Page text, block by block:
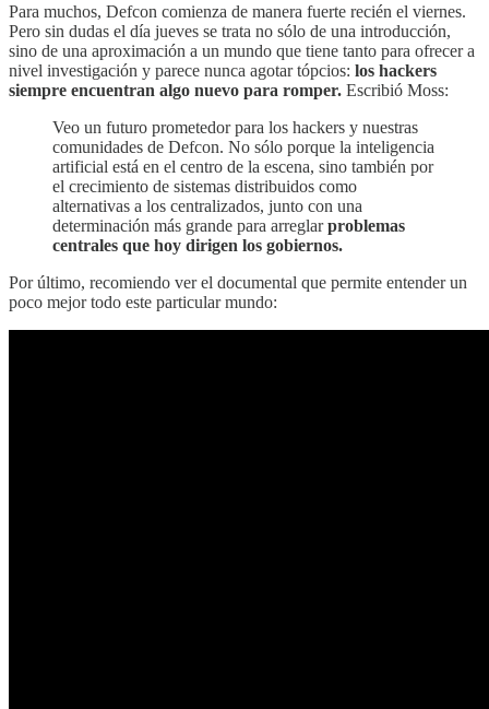
Para muchos, Defcon comienza de manera fuerte recién el viernes.
Pero sin dudas el día jueves se trata no sólo de una introducción,
sino de una aproximación a un mundo que tiene tanto para ofrecer a
nivel investigación y parece nunca agotar tópcios: los hackers
siempre encuentran algo nuevo para romper. Escribió Moss:
Veo un futuro prometedor para los hackers y nuestras
comunidades de Defcon. No sólo porque la inteligencia
artificial está en el centro de la escena, sino también por
el crecimiento de sistemas distribuidos como
alternativas a los centralizados, junto con una
determinación más grande para arreglarproblemas
centrales que hoy dirigen los gobiernos.
Por último, recomiendo ver el documental que permite entender un
poco mejor todo este particular mundo: